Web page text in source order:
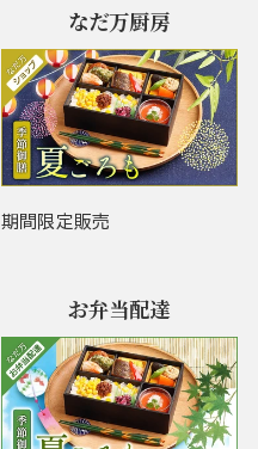
なだ万厨房
期間限定販売
お弁当配達